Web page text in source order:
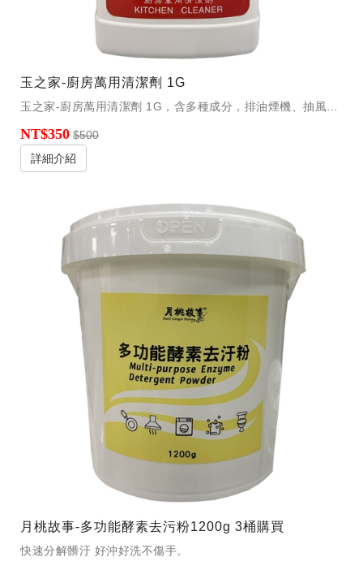
玉之家-廚房萬用清潔劑 1G
NT$350 $500
詳細介紹
月桃故事-多功能酵素去污粉1200g 3桶購買
快速分解髒汙 好沖好洗不傷手。